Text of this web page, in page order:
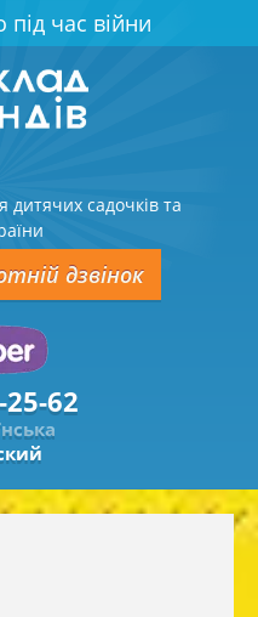
час війни
дитячих садочків та
дзвінок
62